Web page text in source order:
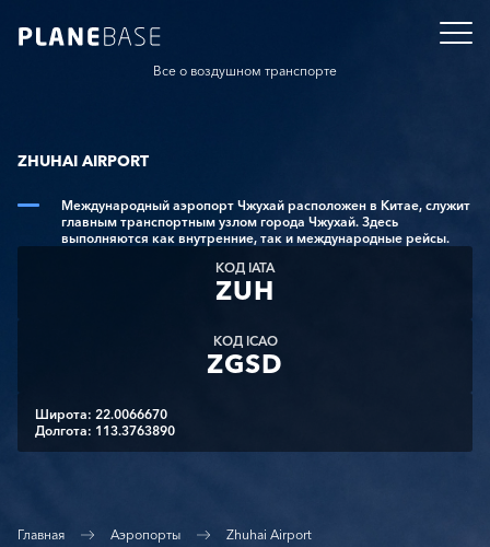
Все о воздушном транспорте
ZHUHAI AIRPORT
Международный аэропорт Чжухай расположен в Китае, служит
главным транспортным узлом города Чжухай. Здесь
выполняются как внутренние, так и международные рейсы.
КОД IATA
ZUH
КОД ICAO
ZGSD
Широта: 22.0066670
Долгота: 113.3763890
Главная Аэропорты Zhuhai Airport